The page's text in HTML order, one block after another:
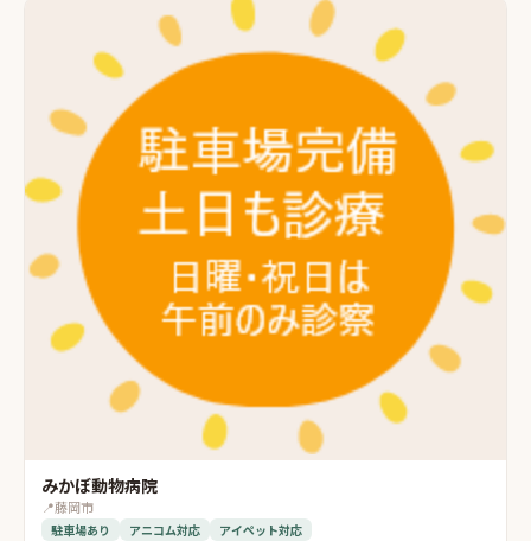
みかぼ動物病院
📍藤岡市
駐車場あり アニコム対応 アイペット対応